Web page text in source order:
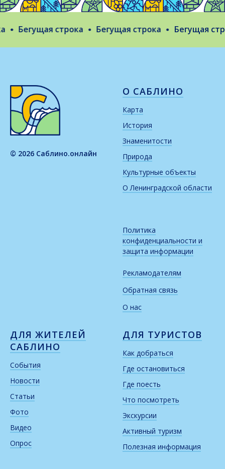
Бегущая строка Бегущая строка Бегущая
© 2026 Саблино.онлайн
О САБЛИНО
Карта
История
Знаменитости
Природа
Культурные объекты
О Ленинградской области
Политика
конфиденциальности и
защита информации
Рекламодателям
Обратная связь
О нас
ДЛЯ ЖИТЕЛЕЙ
САБЛИНО
События
Новости
Статьи
Фото
Видео
Опрос
ДЛЯ ТУРИСТОВ
Как добраться
Где остановиться
Где поесть
Что посмотреть
Экскурсии
Активный туризм
Полезная информация